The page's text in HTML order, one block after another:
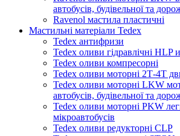
автобусів, будівельної та
Ravenol мастила пластичні
Мастильні матеріали Tedex
Tedex антифризи
Tedex оливи гідравлічні HLP
Tedex оливи компресорні
Tedex оливи моторні 2Т-4Т
Tedex оливи моторні LKW
автобусів, будівельної та
Tedex оливи моторні PKW
мікроавтобусів
Tedex оливи редукторні CLP